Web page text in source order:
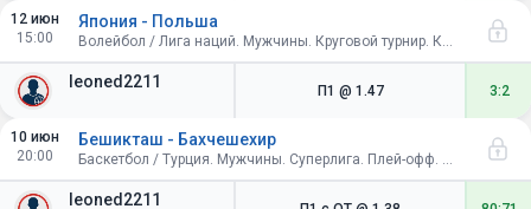
12 июн
15:00
leoned2211
Япония - Польша
Волейбол / Лига наций. Мужчины. Круговой турнир. Китай
П1 @ 1.47 3:2
10 июн
20:00
leoned2211
Бешикташ - Бахчешехир
Баскетбол / Турция. Мужчины. Суперлига. Плей-офф. 1/2 финала